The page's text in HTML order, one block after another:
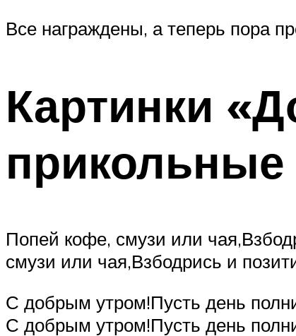
Все награждены, а теперь пора
Картинки
прикольные
Попей кофе, смузи или
смузи или чая,Взбодрись и
С добрым утром!Пусть день
С добрым утром!Пусть день